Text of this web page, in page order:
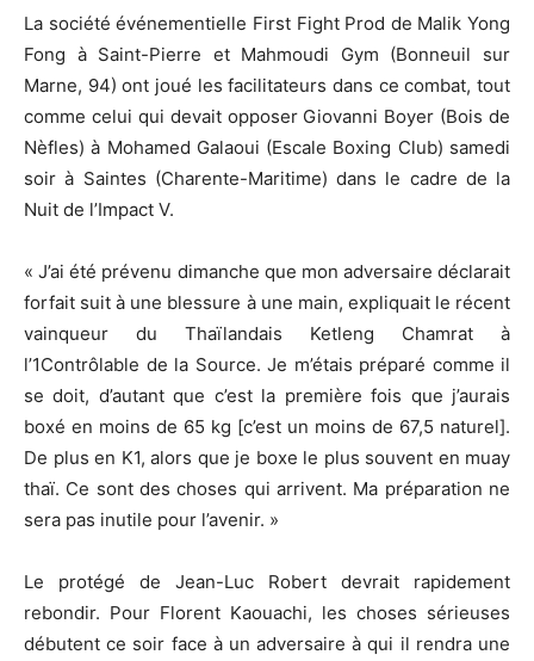
La société événementielle First Fight Prod de Malik Yong
Fong à Saint-Pierre et Mahmoudi Gym (Bonneuil sur
Marne, 94) ont joué les facilitateurs dans ce combat, tout
comme celui qui devait opposer Giovanni Boyer (Bois de
Nèfles) à Mohamed Galaoui (Escale Boxing Club) samedi
soir à Saintes (Charente-Maritime) dans le cadre de la
Nuit de l’Impact V.
« J’ai été prévenu dimanche que mon adversaire déclarait
forfait suit à une blessure à une main, expliquait le récent
vainqueur du Thaïlandais Ketleng Chamrat à
l’1Contrôlable de la Source. Je m’étais préparé comme il
se doit, d’autant que c’est la première fois que j’aurais
boxé en moins de 65 kg [c’est un moins de 67,5 naturel].
De plus en K1, alors que je boxe le plus souvent en muay
thaï. Ce sont des choses qui arrivent. Ma préparation ne
sera pas inutile pour l’avenir. »
Le protégé de Jean-Luc Robert devrait rapidement
rebondir. Pour Florent Kaouachi, les choses sérieuses
débutent ce soir face à un adversaire à qui il rendra une